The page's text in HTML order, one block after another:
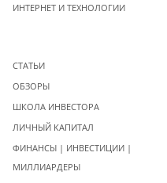
ИНТЕРНЕТ И ТЕХНОЛОГИИ
СТАТЬИ
ОБЗОРЫ
ШКОЛА ИНВЕСТОРА
ЛИЧНЫЙ КАПИТАЛ
ФИНАНСЫ | ИНВЕСТИЦИИ |
МИЛЛИАРДЕРЫ